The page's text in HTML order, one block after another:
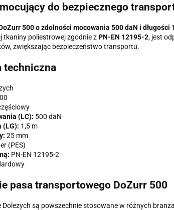
do bezpiecznego
500 o zdolności mocowania 500 daN i długości
tkaniny poliestrowej zgodnie zPN-EN 12195-2, jest
zwiększając bezpieczeństwo transportu.
techniczna
(LC): 500 daN
(LG): 1,5 m
25 mm
(PES)
PN-EN 12195-2
pasa transportowego DoZurr 500
są powszechnie stosowane w różnych